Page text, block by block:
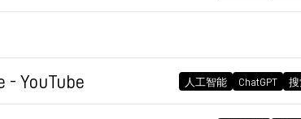
光的。但很难。
做推荐，不超出这个范
不以时间排序），即能
读体验非常有意思。
YouTube 人工智能 ChatGPT